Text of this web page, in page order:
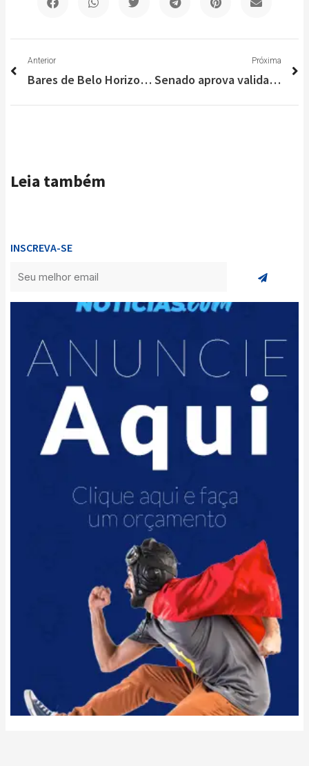
Anterior
Bares de Belo Horizonte poderão vender bebidas alcoólicas e ocupar calçadas a partir de sexta (4/09)
Próxima
Senado aprova validade de 10 anos para CNH e aumento na pontuação
Leia também
INSCREVA-SE